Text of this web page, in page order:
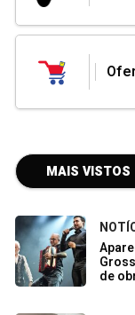
MAIS VISTOS
de